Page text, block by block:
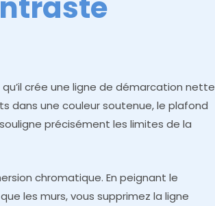
crée une ligne de démarcation nette
dans une couleur soutenue, le plafond
précisément les limites de la
chromatique. En peignant le
les murs, vous supprimez la ligne